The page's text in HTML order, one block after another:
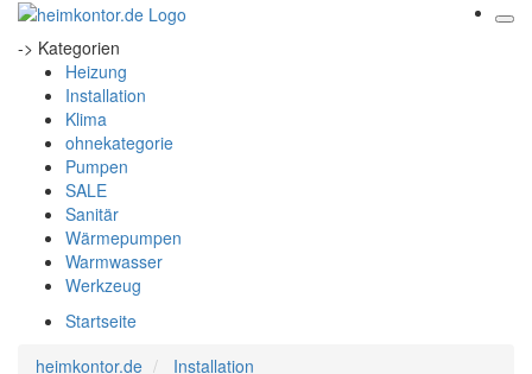
-> Kategorien
Heizung
Installation
Klima
ohnekategorie
Pumpen
SALE
Sanitär
Wärmepumpen
Warmwasser
Werkzeug
Startseite
heimkontor.de
Installation